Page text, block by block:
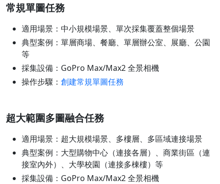
常規單圖任務
適用場景：中小規模場景、單次採集覆蓋整個場景
典型案例：單層商場、餐廳、單層辦公室、展廳、公園
等
採集設備：GoPro Max/Max2 全景相機
操作步驟： 創建常規單圖任務
超大範圍多圖融合任務
適用場景：超大規模場景、多樓層、多區域連接場景
典型案例：大型購物中心（連接各層）、商業街區（連
接室內外）、大學校園（連接多棟樓）等
採集設備：GoPro Max/Max2 全景相機